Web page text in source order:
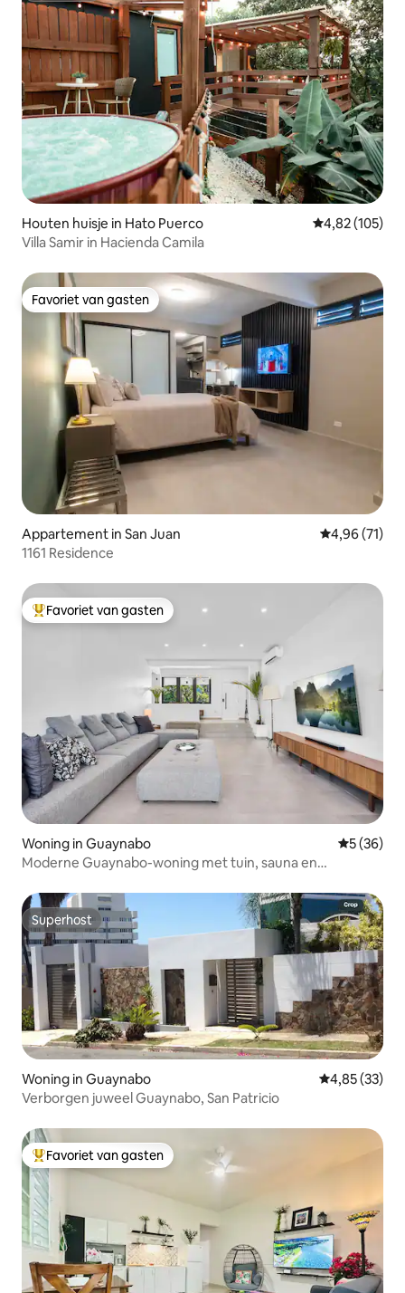
Houten huisje in Hato Puerco Gemiddelde
4,82 (105)
Villa Samir in Hacienda Camila
Favoriet van gasten
Favoriet van gasten
Appartement in San Juan Gemiddelde
4,96 (71)
1161 Residence
Topfavoriet van gasten
Favoriet van gasten
Woning in Guaynabo
5 (36)
Moderne Guaynabo-woning met tuin, sauna en
Superhost
Superhost
Woning in Guaynabo Gemiddelde
4,85 (33)
Verborgen juweel Guaynabo, San Patricio
Topfavoriet van gasten
Favoriet van gasten